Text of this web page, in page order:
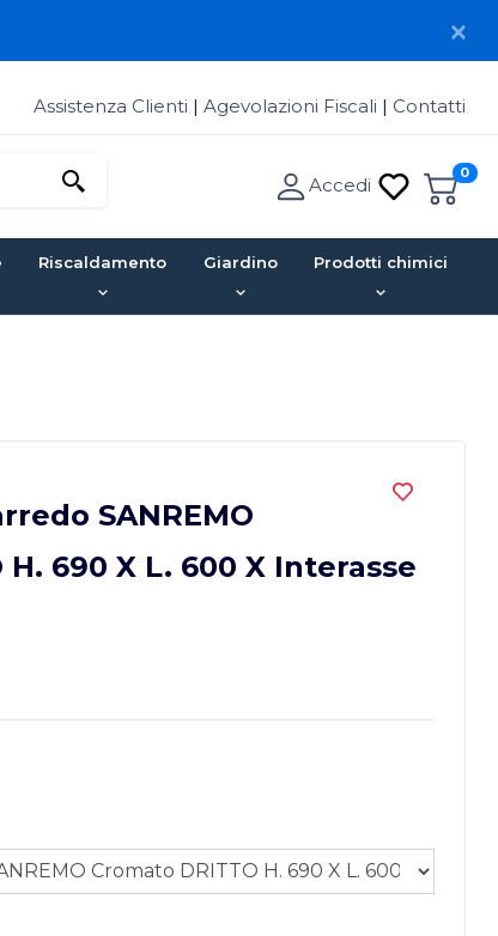
Assistenza Clienti | Agevolazioni Fiscali | Contatti
0
Accedi
Riscaldamento Giardino Prodotti chimici
SANREMO
690 X L. 600 X Interasse